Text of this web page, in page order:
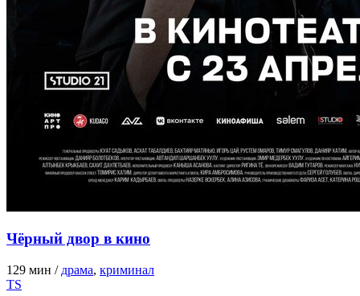
Чёрный двор в кино
129 мин / драма, криминал
TS